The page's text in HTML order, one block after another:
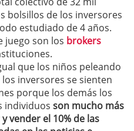
bolsillos de los inversores
estudiado de 4 años.
juego son los brokers
que los niños peleando
inversores se sienten
porque los demás los
individuos son mucho más
vender el 10% de las